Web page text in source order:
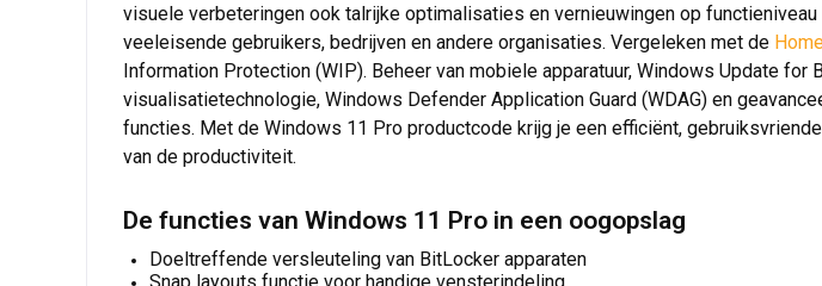
visuele verbeteringen ook talrijke optimalisaties en vernieuwingen op
veeleisende gebruikers, bedrijven en andere organisaties. Vergeleken met de
Information Protection (WIP). Beheer van mobiele apparatuur, Windows Update
visualisatietechnologie, Windows Defender Application Guard (WDAG) en
functies. Met de Windows 11 Pro productcode krijg je een efficiënt,
van de productiviteit.
De functies van Windows 11 Pro in een oogopslag
Doeltreffende versleuteling van BitLocker apparaten
Snap layouts functie voor handige vensterindeling